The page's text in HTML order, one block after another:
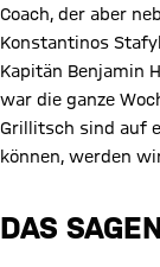
Coach, der aber
Konstantinos
Kapitän Benjamin
war die ganze
Grillitsch sind auf
können, werden
DAS